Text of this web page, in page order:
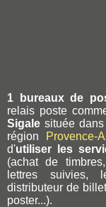
1 bureaux de
relais poste
Sigale située
région Provence-
d'utiliser les
(achat de
lettres suivies,
distributeur de
poster...).